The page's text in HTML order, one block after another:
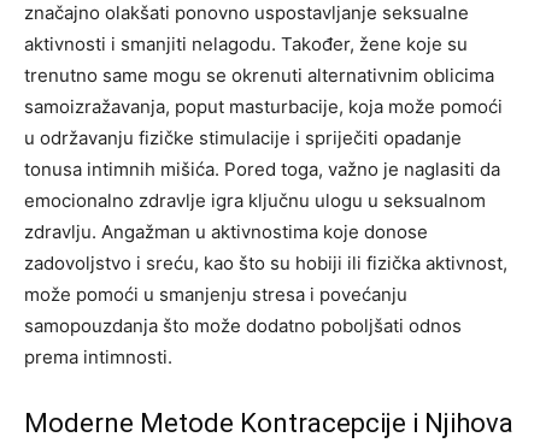
značajno olakšati ponovno uspostavljanje seksualne
aktivnosti i smanjiti nelagodu. Također, žene koje su
trenutno same mogu se okrenuti alternativnim oblicima
samoizražavanja, poput masturbacije, koja može pomoći
u održavanju fizičke stimulacije i spriječiti opadanje
tonusa intimnih mišića. Pored toga, važno je naglasiti da
emocionalno zdravlje igra ključnu ulogu u seksualnom
zdravlju. Angažman u aktivnostima koje donose
zadovoljstvo i sreću, kao što su hobiji ili fizička aktivnost,
može pomoći u smanjenju stresa i povećanju
samopouzdanja što može dodatno poboljšati odnos
prema intimnosti.
Moderne Metode Kontracepcije i Njihova